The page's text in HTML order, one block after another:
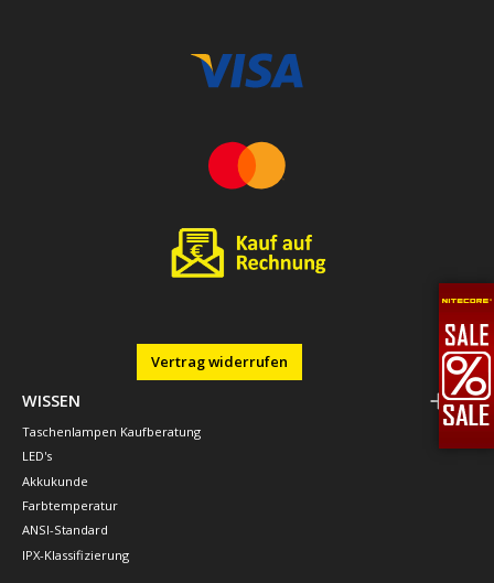
Vertrag widerrufen
WISSEN
Taschenlampen Kaufberatung
LED's
Akkukunde
Farbtemperatur
ANSI-Standard
IPX-Klassifizierung